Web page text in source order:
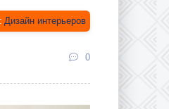
Дизайн интерьеров
0